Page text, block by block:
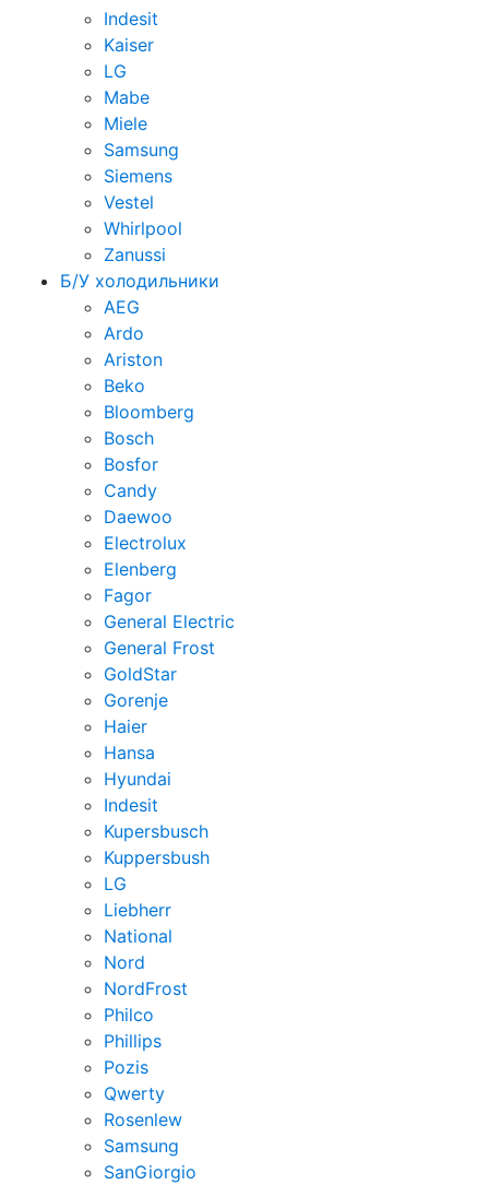
Indesit
Kaiser
LG
Mabe
Miele
Samsung
Siemens
Vestel
Whirlpool
Zanussi
Б/У холодильники
AEG
Ardo
Ariston
Beko
Bloomberg
Bosch
Bosfor
Candy
Daewoo
Electrolux
Elenberg
Fagor
General Electric
General Frost
GoldStar
Gorenje
Haier
Hansa
Hyundai
Indesit
Kupersbusch
Kuppersbush
LG
Liebherr
National
Nord
NordFrost
Philco
Phillips
Pozis
Qwerty
Rosenlew
Samsung
SanGiorgio